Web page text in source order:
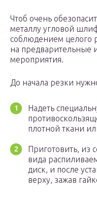
Чтоб очень
металлу угловой
соблюдением целого
на предварительные
мероприятия.
До начала резки
Надеть
плотной ткани
Приготовить, из
вида
диск, и после
верху, зажав